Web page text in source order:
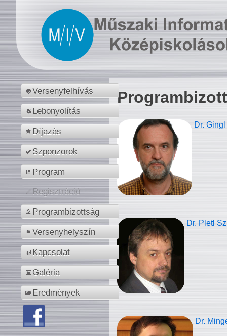
Versenyfelhívás
Lebonyolítás
Díjazás
Szponzorok
Program
Regisztráció
Programbizottság
Versenyhelyszín
Kapcsolat
Galéria
Eredmények
Dr.
Dr. Pletl
Dr.